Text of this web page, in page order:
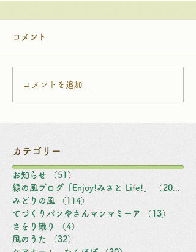
コメント
コメントを追加…
カテゴリー
お知らせ （51）
緑の風ブログ「Enjoy!みさと Life!」
（203）
みどりの風
（114）
てづくりパンやさんマンマミーア
（13）
さをり織り
（4）
風のうた
（32）